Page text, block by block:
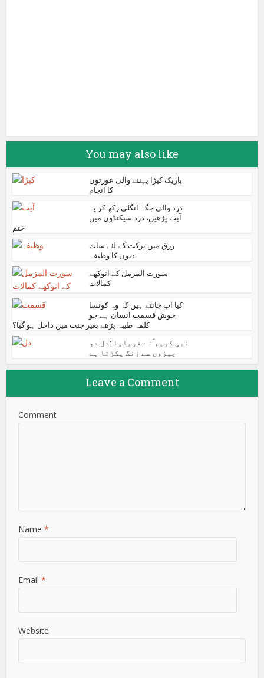
You may also like
باریک کپڑا پہننے والی عورتوں
کا انجام
درد والی جگہ انگلی رکھ کر یہ
آیت پڑھیں، درد سیکنڈوں میں
ختم
رزق میں برکت کے لئے سات
دنوں کا وظیفہ
سورت المزمل کے انوکھے
کمالات
کیا آپ جانتے ہیں کہ وہ کونسا
خوش قسمت انسان ہے جو
کلمہ طیبہ پڑھے بغیر جنت میں داخل ہو گیا؟
نبی کریم ؐنے فریایا :دل دو
چیزوں سے زنگ پکڑتا ہے
Leave a Comment
Comment
Name*
Email*
Website